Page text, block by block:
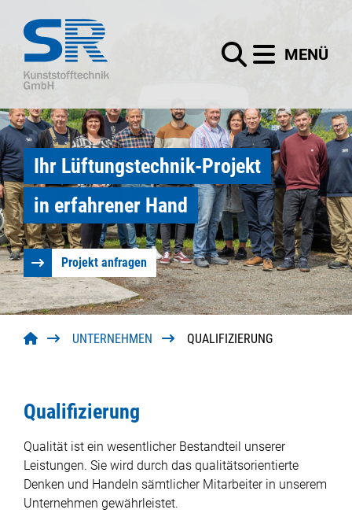
MENÜ
Suchbegriffe
Suchen
Ihr Lüftungstechnik-Projekt
in erfahrener Hand
Projekt anfragen
UNTERNEHMEN QUALIFIZIERUNG
Qualifizierung
Qualität ist ein wesentlicher Bestandteil unserer
Leistungen. Sie wird durch das qualitätsorientierte
Denken und Handeln sämtlicher Mitarbeiter in unserem
Unternehmen gewährleistet.
Startseite
Lüftungstechnik
Unternehmen
Entwicklung
Philosophie
Qualifizierung
Kontakt
Cookiebar-Einstellungen ändern